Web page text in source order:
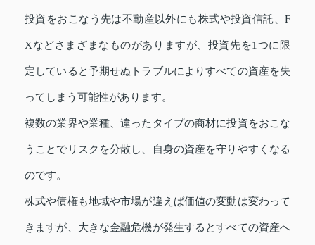
投資をおこなう先は不動産以外にも株式や投資信託、F
Xなどさまざまなものがありますが、投資先を1つに限
定していると予期せぬトラブルによりすべての資産を失
ってしまう可能性があります。
複数の業界や業種、違ったタイプの商材に投資をおこな
うことでリスクを分散し、自身の資産を守りやすくなる
のです。
株式や債権も地域や市場が違えば価値の変動は変わって
きますが、大きな金融危機が発生するとすべての資産へ